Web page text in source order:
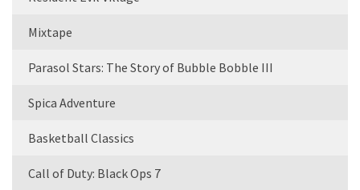
Mixtape
Parasol Stars: The Story of Bubble Bobble III
Spica Adventure
Basketball Classics
Call of Duty: Black Ops 7